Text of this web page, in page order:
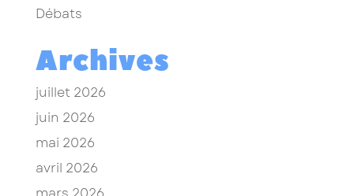
Débats
Archives
juillet 2026
juin 2026
mai 2026
avril 2026